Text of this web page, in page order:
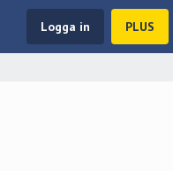
Logga in PLUS